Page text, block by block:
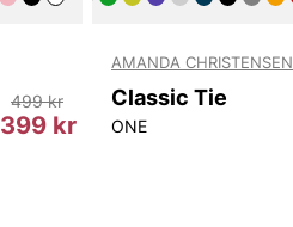
399 kr
499 kr
AMANDA CHRISTENSEN
Classic Tie
ONE